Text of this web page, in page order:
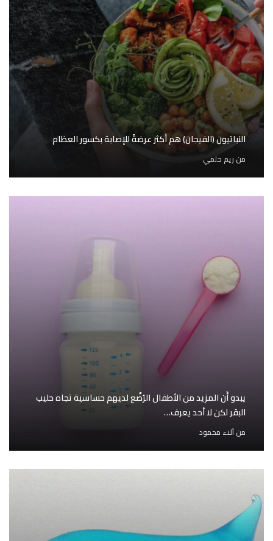
النباتيون (الفيجان) هم أكثر عرضةً للإصابة بكسور العظام
من ريم حلمي
يبدو أَن المزيد من الأطفال الرُضّع لديهم حساسية تجاه حليب
البقر لكن لا أحد يعرف…
منآلاء محمود